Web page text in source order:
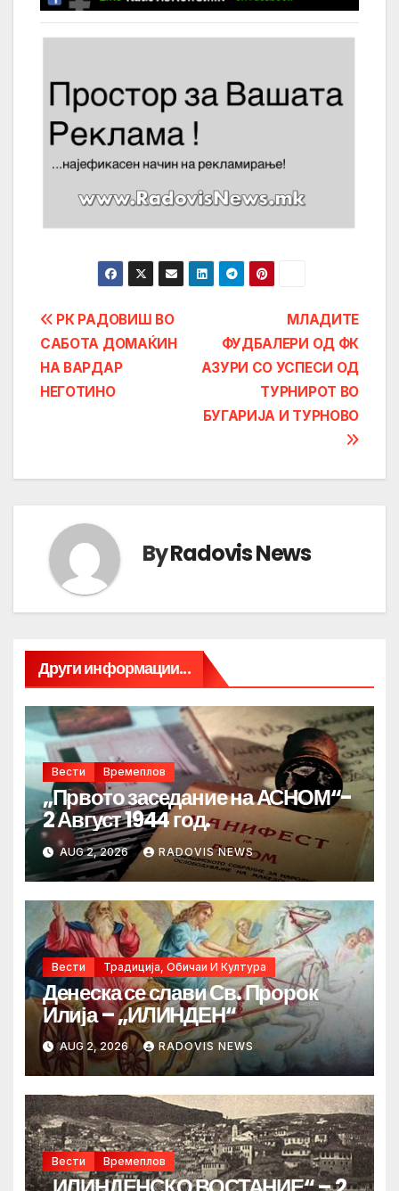
Post
navigation
МЛАДИТЕ
ФУДБАЛЕРИ ОД ФК
АЗУРИ СО УСПЕСИ ОД
ТУРНИРОТ ВО
БУГАРИЈА И ТУРНОВО
РК РАДОВИШ ВО
САБОТА ДОМАЌИН
НА ВАРДАР
НЕГОТИНО
ByRadovis News
Други информации...
Вести Времеплов
„Првото заседание на АСНОМ“-
2 Август 1944 год.
AUG 2, 2026 RADOVIS NEWS
Вести Традиција, Обичаи И Култура
Денеска се слави Св. Пророк
Илија – „ИЛИНДЕН“
AUG 2, 2026 RADOVIS NEWS
Вести Времеплов